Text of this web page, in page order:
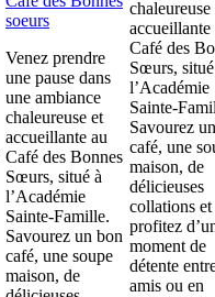
soeurs
Venez prendre
une pause dans
une ambiance
chaleureuse et
accueillante au
Café des Bonnes
Sœurs, situé à
l’Académie
Sainte-Famille.
Savourez un bon
café, une soupe
maison, de
chaleureuse
accueillante
Café des
Sœurs,
l’Académie
Sainte-
Savourez
café, une
maison, de
délicieuses
collations et
profitez
moment de
détente
amis ou en